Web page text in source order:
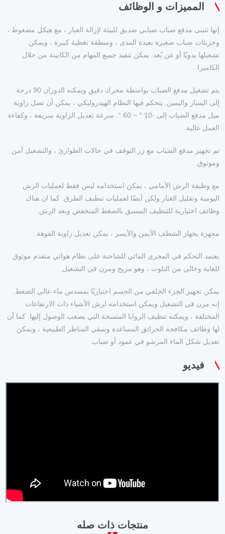
المميزات و الوظائف
إنها تتبنى مدفع ضباب ضبابي صديق للبيئة لإزالة الغبار ، مع هيكل مضغوط ،
وجزيئات ضباب صغيرة بعيدة المدى ، ومنطقة تغطية كبيرة ، ويمكن
تشغيلها يدويًا أو عن بُعد. يمكن تنفيذ جميع المهام من الكابينة من خلال
الكاميرا.
يتم تشغيل مدفع الضباب بواسطة محرك دقيق ويمكنه الدوران 90 درجة
إلى اليسار واليمين. يتحكم فيها النظام الهيدروليكي ، يمكن أن تصل زاوية
ميل مدفع الضباب إلى -10 ° ~ 60 °. سرعة تعديل الزاوية سريعة ، وكفاءة
العمل عالية.
تم تجهيز مدفع الضباب مع زر التوقف في حالات الطوارئ ، والتشغيل آمن
وموثوق.
مع وظيفة الرش الأمامي ، يمكن استخدامه ليس فقط لعمليات الرش
اليومية وتقليل الغبار ولكن أيضًا لعمليات تنظيف الطرق. كما ان هناك
وظائف اختيارية للتنظيف المسبق بالضغط المنخفض وبعد الرش.
مجهزة بجهاز الشطف الأيمن والأيسر ، يمكن تعديل زاوية الفوهة.
يعتمد التحكم في المجرى المائي للشاحنة على نظام هوائي متقدم موثوق
للغاية وخالي من التلوث ، وهو مريح ومرن في التشغيل.
يمكن تجهيز الجزء الخلفي من الجسم اختياريًا بمسدس ماء عالي الضغط.
إنه مرن في التشغيل ويمكن استخدامه لرش الأشياء ذات الارتفاعات
المختلفة ، ويمكنه تنظيف الزوايا المتسخة التي يصعب الوصول إليها. كما أن
لها وظائف مكافحة الحرائق المساعدة وسقي المناظر الطبيعية ، ويمكن
تعديل شكل الماء المرشو في عمود أو ضباب.
فيديو
منتجات ذات صله